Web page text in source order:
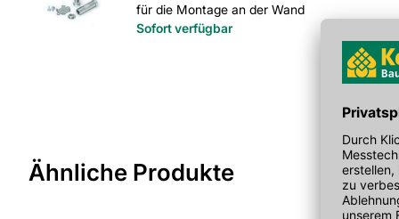
Wärmeleitfähigkeit in W/(mK): 0,23
für die Montage an der Wand
Sofort verfügbar
Ähnliche Produkte